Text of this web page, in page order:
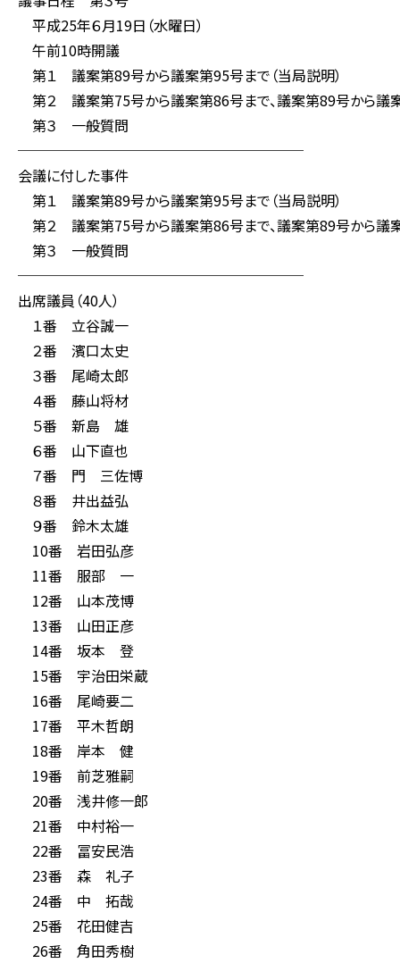
平成25年６月19日（水曜日）
午前10時開議
第１ 議案第89号から議案第95号まで（当局説明）
第２ 議案第75号から議案第86号まで、議案第89号から議
第３ 一般質問
────────────────────
会議に付した事件
第１ 議案第89号から議案第95号まで（当局説明）
第２ 議案第75号から議案第86号まで、議案第89号から議
第３ 一般質問
────────────────────
出席議員（40人）
１番 立谷誠一
２番 濱口太史
３番 尾崎太郎
４番 藤山将材
５番 新島 雄
６番 山下直也
７番 門 三佐博
８番 井出益弘
９番 鈴木太雄
10番 岩田弘彦
11番 服部 一
12番 山本茂博
13番 山田正彦
14番 坂本 登
15番 宇治田栄蔵
16番 尾崎要二
17番 平木哲朗
18番 岸本 健
19番 前芝雅嗣
20番 浅井修一郎
21番 中村裕一
22番 冨安民浩
23番 森 礼子
24番 中 拓哉
25番 花田健吉
26番 角田秀樹